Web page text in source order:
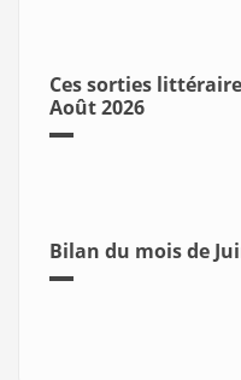
Ces sorties
Août 2026
Bilan du mois de